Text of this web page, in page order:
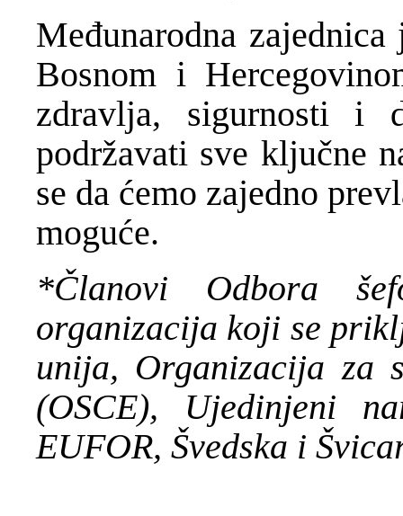
Međunarodna
Bosnom i
zdravlja, sigurnosti i
podržavati sve ključne
se da ćemo zajedno
moguće.
*Članovi Odbora
organizacija koji se
unija, Organizacija za
(OSCE), Ujedinjeni
EUFOR, Švedska i